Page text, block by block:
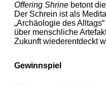
Offering Shrine betont
Der Schrein ist als
„Archäologie des
über menschliche
Zukunft wiederentdeckt
Gewinnspiel